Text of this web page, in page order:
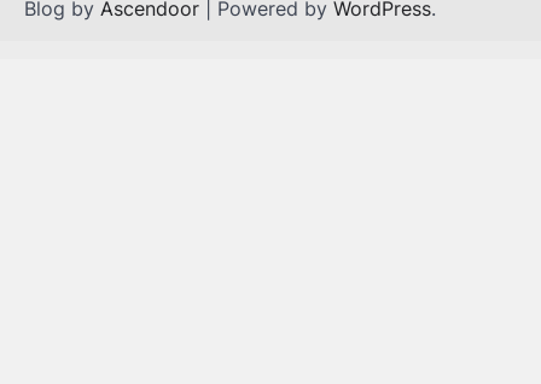
Blog by Ascendoor | Powered by WordPress.